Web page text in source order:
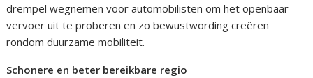
drempel wegnemen voor automobilisten om het openbaar
vervoer uit te proberen en zo bewustwording creëren
rondom duurzame mobiliteit.
Schonere en beter bereikbare regio